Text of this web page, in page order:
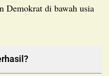
Demokrat di bawah usia